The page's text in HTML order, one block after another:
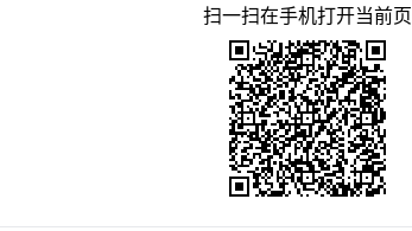
扫一扫在手机打开当前页